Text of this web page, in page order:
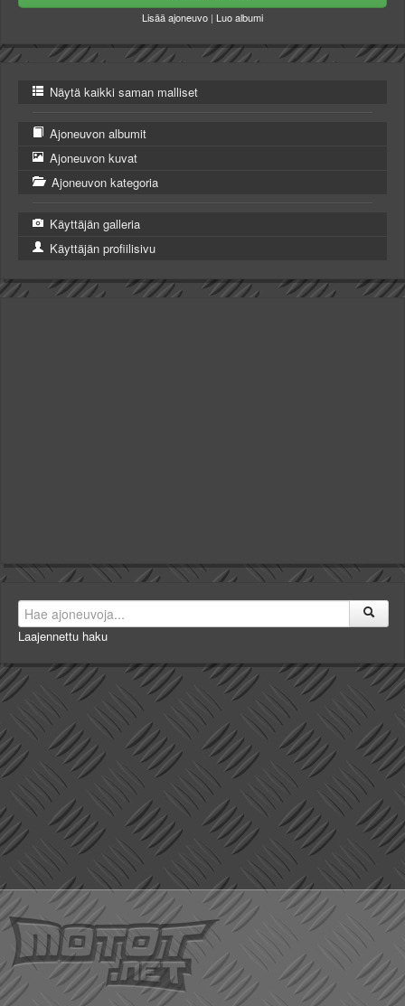
Lisää ajoneuvo | Luo albumi
Näytä kaikki saman malliset
Ajoneuvon albumit
Ajoneuvon kuvat
Ajoneuvon kategoria
Käyttäjän galleria
Käyttäjän profiilisivu
Laajennettu haku